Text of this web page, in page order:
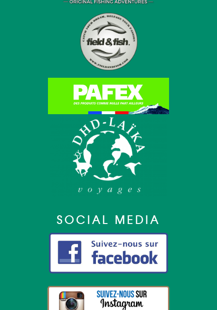
SOCIAL MEDIA